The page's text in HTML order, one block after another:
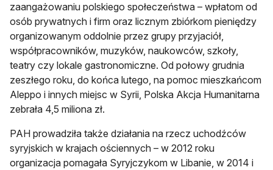
zaangażowaniu polskiego społeczeństwa – wpłatom od
osób prywatnych i firm oraz licznym zbiórkom pieniędzy
organizowanym oddolnie przez grupy przyjaciół,
współpracowników, muzyków, naukowców, szkoły,
teatry czy lokale gastronomiczne. Od połowy grudnia
zeszłego roku, do końca lutego, na pomoc mieszkańcom
Aleppo i innych miejsc w Syrii, Polska Akcja Humanitarna
zebrała 4,5 miliona zł.
PAH prowadziła także działania na rzecz uchodźców
syryjskich w krajach ościennych – w 2012 roku
organizacja pomagała Syryjczykom w Libanie, w 2014 i